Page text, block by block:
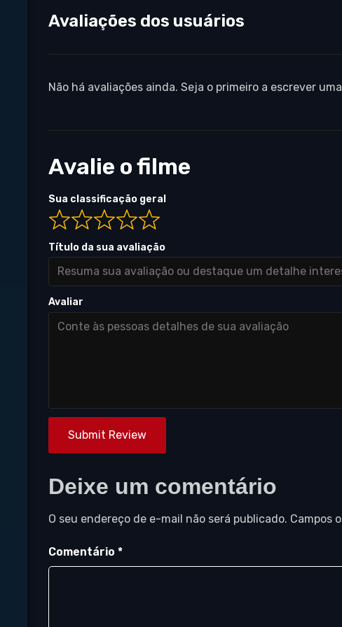
Avaliações dos usuários
Não há avaliações ainda. Seja o primeiro a escrever
Avalie o filme
Sua classificação geral
Título da sua avaliação
Avaliar
Submit Review
Deixe um comentário
O seu endereço de e-mail não será publicado. Campos
Comentário*